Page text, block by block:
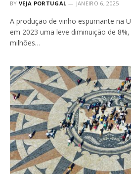
BY VEJA PORTUGAL JANEIRO 6, 2025
A produção de vinho espumante na
em 2023 uma leve diminuição de
milhões…